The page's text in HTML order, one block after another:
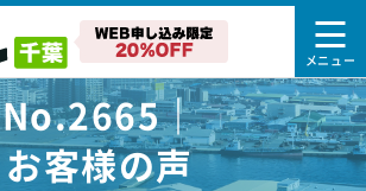
No.2665｜
お客様の声